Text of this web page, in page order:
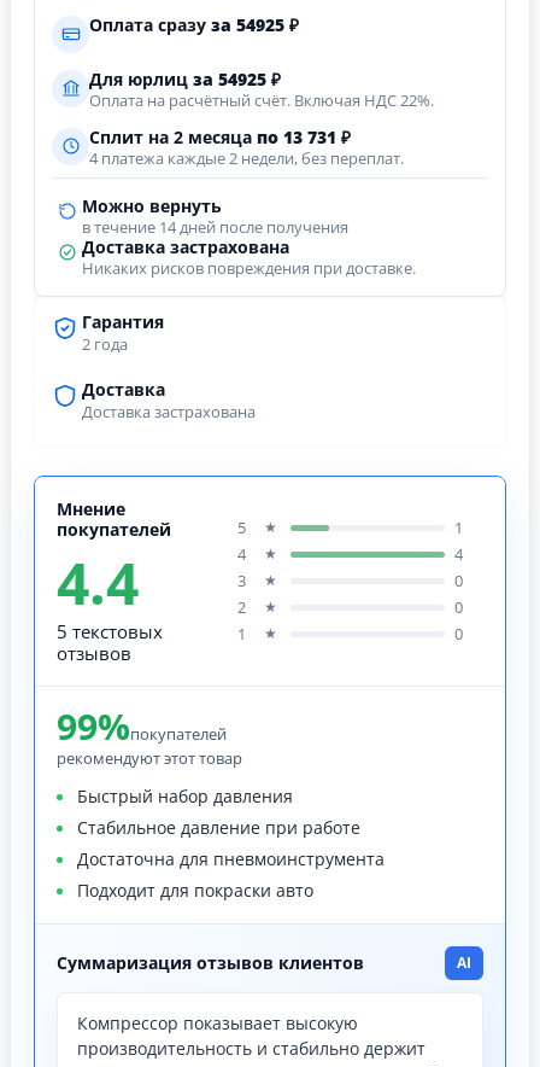
Гарантия
2 года
Доставка
Доставка застрахована
Оплата сразу за 54925 ₽
Для юрлиц за 54925 ₽
Оплата на расчётный счёт. Включая НДС 22%.
Сплит на 2 месяца по 13 731 ₽
4 платежа каждые 2 недели, без переплат.
Можно вернуть
в течение 14 дней после получения
Доставка застрахована
Никаких рисков повреждения при доставке.
Мнение
покупателей
4.4
5 текстовых
отзывов
5 ★
1
4
★
4
3
★
0
2
★
0
1
★ 0
99%покупателей
рекомендуют этот товар
Быстрый набор давления
Стабильное давление при работе
Достаточна для пневмоинструмента
Подходит для покраски авто
Суммаризация отзывов клиентов AI
Компрессор показывает высокую
производительность и стабильно держит